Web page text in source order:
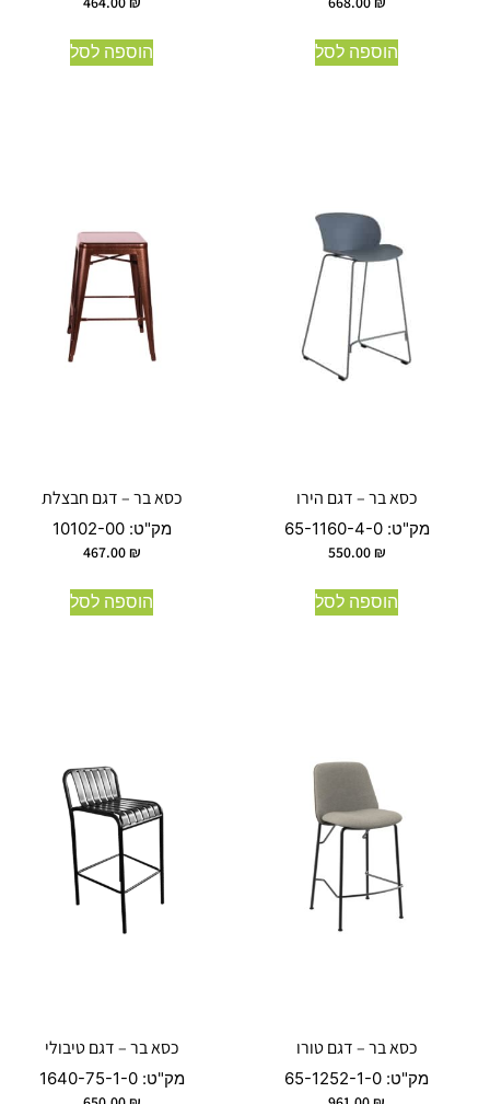
הוספה לסל הוספה לסל
כסא בר – דגם הירו
מק"ט:65-1160-4-0
550.00₪
הוספה לסל
כסא בר – דגם חבצלת
מק"ט:10102-00
467.00₪
הוספה לסל
כסא בר – דגם טורו
מק"ט: 65-1252-1-0
כסא בר – דגם טיבולי
מק"ט:1640-75-1-0